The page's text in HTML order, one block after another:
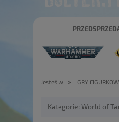
Jesteś w: » GRY
Kategorie: World of